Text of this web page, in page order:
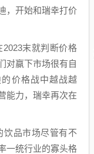
，开始和瑞幸打价
末就判断价格
对赢下市场很有自
价格战中越战越
能力，瑞幸再次在
饮品市场尽管有不
一统行业的寡头格